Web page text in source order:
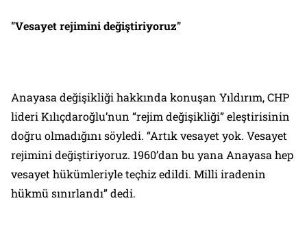
"Vesayet rejimini değiştiriyoruz"
Anayasa değişikliği hakkında konuşan Yıldırım, CHP
lideri Kılıçdaroğlu’nun “rejim değişikliği” eleştirisinin
doğru olmadığını söyledi. “Artık vesayet yok. Vesayet
rejimini değiştiriyoruz. 1960’dan bu yana Anayasa hep
vesayet hükümleriyle teçhiz edildi. Milli iradenin
hükmü sınırlandı” dedi.